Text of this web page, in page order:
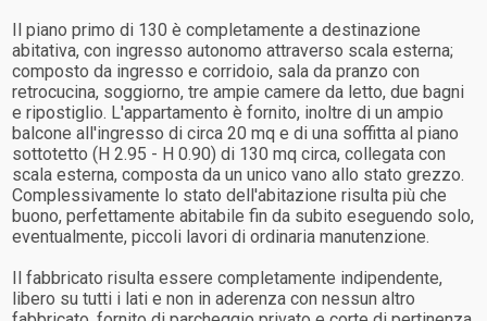
Il piano primo di 130 è completamente a destinazione
abitativa, con ingresso autonomo attraverso scala esterna;
composto da ingresso e corridoio, sala da pranzo con
retrocucina, soggiorno, tre ampie camere da letto, due bagni
e ripostiglio. L'appartamento è fornito, inoltre di un ampio
balcone all'ingresso di circa 20 mq e di una soffitta al piano
sottotetto (H 2.95 - H 0.90) di 130 mq circa, collegata con
scala esterna, composta da un unico vano allo stato grezzo.
Complessivamente lo stato dell'abitazione risulta più che
buono, perfettamente abitabile fin da subito eseguendo solo,
eventualmente, piccoli lavori di ordinaria manutenzione.
Il fabbricato risulta essere completamente indipendente,
libero su tutti i lati e non in aderenza con nessun altro